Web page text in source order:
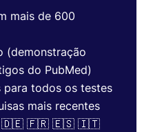
mais de 600
(demonstração
do PubMed)
para todos os testes
mais recentes
🇩🇪 🇫🇷 🇪🇸 🇮🇹